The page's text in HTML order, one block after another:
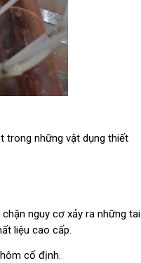
trong những vật dụng thiết
nguy cơ xảy ra những tai
liệu cao cấp.
cố định.